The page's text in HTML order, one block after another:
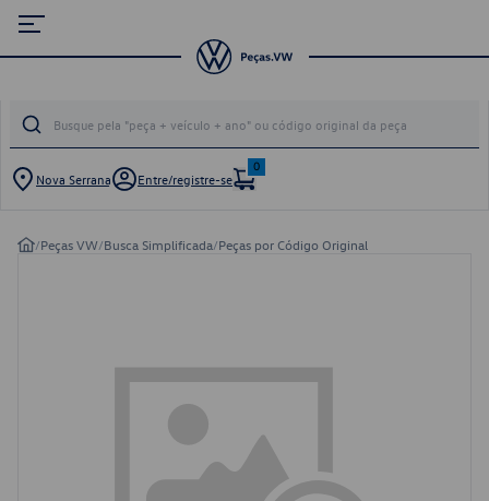
Nova Serrana Entre/registre-se
0
/Peças VW/Busca Simplificada/Peças por Código Original